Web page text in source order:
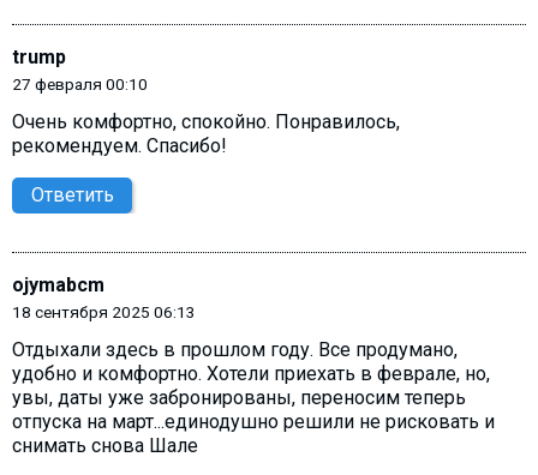
trump
27 февраля 00:10
Очень комфортно, спокойно. Понравилось,
рекомендуем. Спасибо!
Ответить
ojymabcm
18 сентября 2025 06:13
Отдыхали здесь в прошлом году. Все продумано,
удобно и комфортно. Хотели приехать в феврале, но,
увы, даты уже забронированы, переносим теперь
отпуска на март...единодушно решили не рисковать и
снимать снова Шале